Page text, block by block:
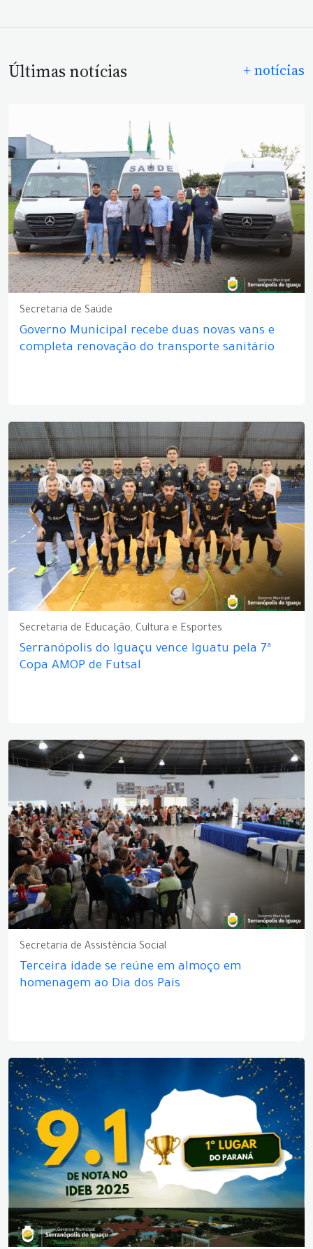
Últimas notícias + notícias
Secretaria de Saúde
Governo Municipal recebe duas novas vans e
completa renovação do transporte sanitário
Secretaria de Educação, Cultura e Esportes
Serranópolis do Iguaçu vence Iguatu pela 7ª
Copa AMOP de Futsal
Secretaria de Assistência Social
Terceira idade se reúne em almoço em
homenagem ao Dia dos Pais